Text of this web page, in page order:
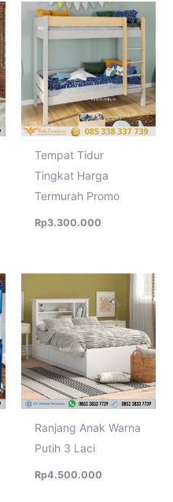
Tempat Tidur
Tingkat Harga
Termurah Promo
Rp3.300.000
Ranjang Anak Warna
Putih 3 Laci
Rp4.500.000